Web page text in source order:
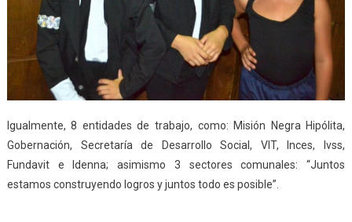
Igualmente, 8 entidades de trabajo, como: Misión Negra Hipólita,
Gobernación, Secretaría de Desarrollo Social, VIT, Inces, Ivss,
Fundavit e Idenna; asimismo 3 sectores comunales: “Juntos
estamos construyendo logros y juntos todo es posible”.